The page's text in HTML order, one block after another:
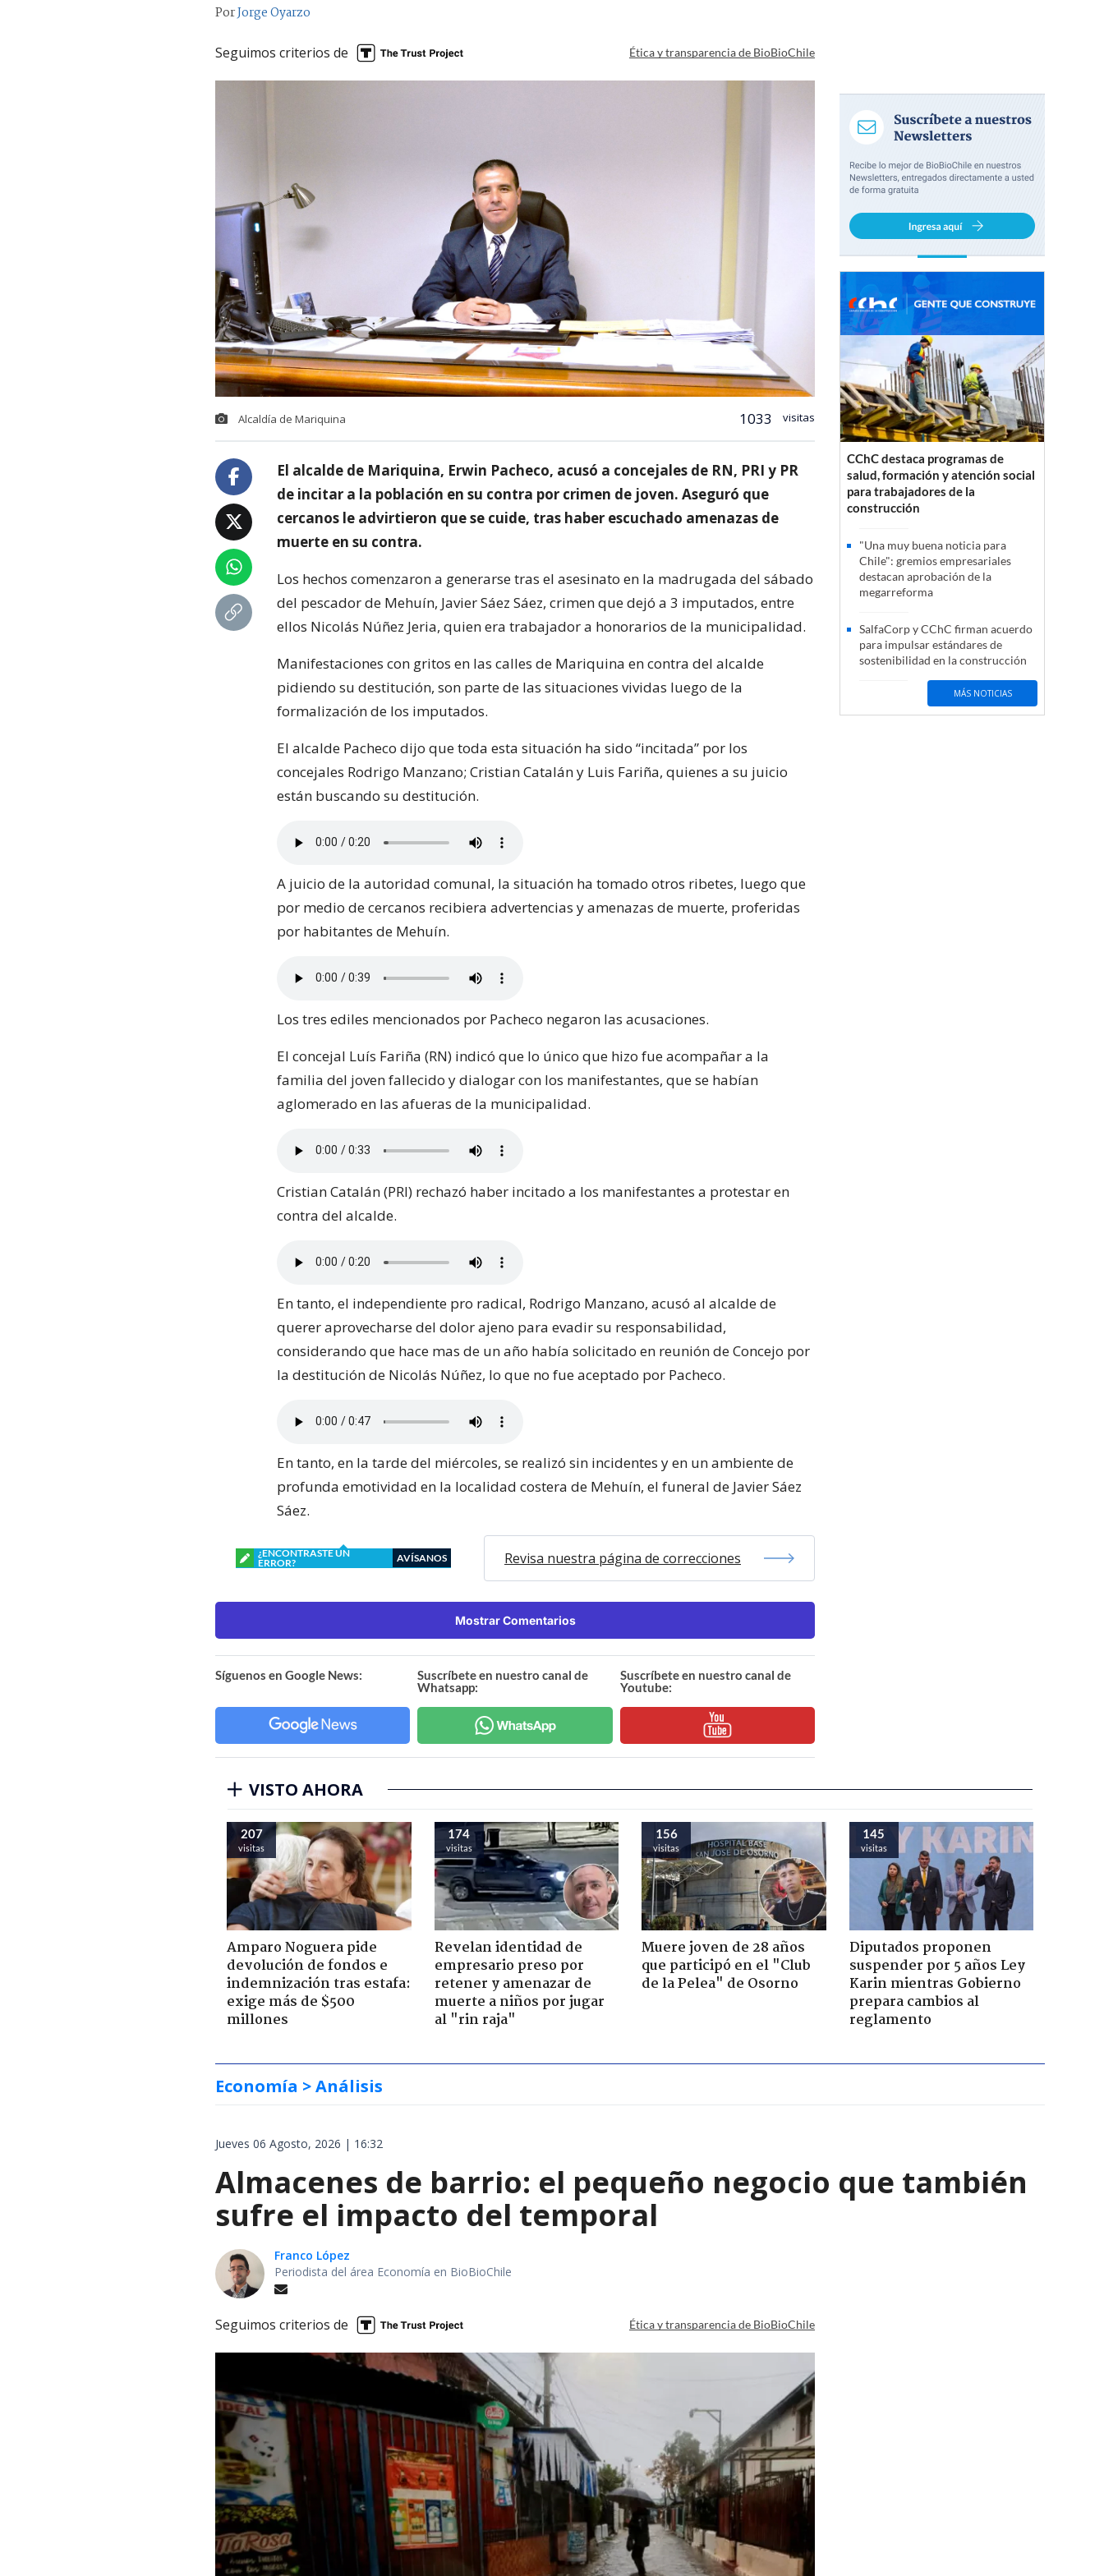
PorJorge Oyarzo
Seguimos criterios de Ética y transparencia de BioBioChile
Alcaldía de Mariquina 1033 visitas
El alcalde de Mariquina, Erwin Pacheco, acusó a concejales de RN, PRI y PR
de incitar a la población en su contra por crimen de joven. Aseguró que
cercanos le advirtieron que se cuide, tras haber escuchado amenazas de
muerte en su contra.
Los hechos comenzaron a generarse tras el asesinato en la madrugada del sábado
del pescador de Mehuín, Javier Sáez Sáez, crimen que dejó a 3 imputados, entre
ellos Nicolás Núñez Jeria, quien era trabajador a honorarios de la municipalidad.
Manifestaciones con gritos en las calles de Mariquina en contra del alcalde
pidiendo su destitución, son parte de las situaciones vividas luego de la
formalización de los imputados.
El alcalde Pacheco dijo que toda esta situación ha sido “incitada” por los
concejales Rodrigo Manzano; Cristian Catalán y Luis Fariña, quienes a su juicio
están buscando su destitución.
A juicio de la autoridad comunal, la situación ha tomado otros ribetes, luego que
por medio de cercanos recibiera advertencias y amenazas de muerte, proferidas
por habitantes de Mehuín.
Los tres ediles mencionados por Pacheco negaron las acusaciones.
El concejal Luís Fariña (RN) indicó que lo único que hizo fue acompañar a la
familia del joven fallecido y dialogar con los manifestantes, que se habían
aglomerado en las afueras de la municipalidad.
Cristian Catalán (PRI) rechazó haber incitado a los manifestantes a protestar en
contra del alcalde.
En tanto, el independiente pro radical, Rodrigo Manzano, acusó al alcalde de
querer aprovecharse del dolor ajeno para evadir su responsabilidad,
considerando que hace mas de un año había solicitado en reunión de Concejo por
la destitución de Nicolás Núñez, lo que no fue aceptado por Pacheco.
En tanto, en la tarde del miércoles, se realizó sin incidentes y en un ambiente de
profunda emotividad en la localidad costera de Mehuín, el funeral de Javier Sáez
Sáez.
¿ENCONTRASTE UN
ERROR?
AVÍSANOS Revisa nuestra página de correcciones
Mostrar Comentarios
Síguenos en Google News:
Suscríbete en nuestro canal de
Whatsapp:
Suscríbete en nuestro canal de
Youtube:
CChC destaca programas de
salud, formación y atención social
para trabajadores de la
construcción
"Una muy buena noticia para
Chile": gremios empresariales
destacan aprobación de la
megarreforma
SalfaCorp y CChC firman acuerdo
para impulsar estándares de
sostenibilidad en la construcción
MÁS NOTICIAS
VISTO AHORA
207
visitas
Amparo Noguera pide
devolución de fondos e
indemnización tras estafa:
exige más de $500
millones
174
visitas
Revelan identidad de
empresario preso por
retener y amenazar de
muerte a niños por jugar
al "rin raja"
156
visitas
Muere joven de 28 años
que participó en el "Club
de la Pelea" de Osorno
145
visitas
Diputados proponen
suspender por 5 años Ley
Karin mientras Gobierno
prepara cambios al
reglamento
Economía > Análisis
Jueves 06 Agosto, 2026 | 16:32
Almacenes de barrio: el pequeño negocio que también
sufre el impacto del temporal
Franco López
Periodista del área Economía en BioBioChile
Seguimos criterios de Ética y transparencia de BioBioChile